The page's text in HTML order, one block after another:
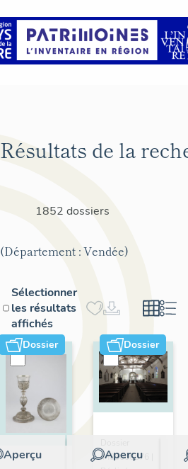
Résultats de la
1852 dossiers
(Département : Vendée)
Sélectionner
les résultats
affichés
Dossier
Aperçu
Dossier
Aperçu
IM85000676 |